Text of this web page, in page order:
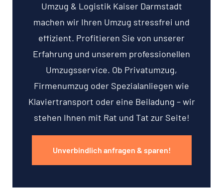
Umzug & Logistik Kaiser Darmstadt
machen wir Ihren Umzug stressfrei und
effizient. Profitieren Sie von unserer
Erfahrung und unserem professionellen
Umzugsservice. Ob Privatumzug,
Firmenumzug oder Spezialanliegen wie
Klaviertransport oder eine Beiladung – wir
stehen Ihnen mit Rat und Tat zur Seite!
Unverbindlich anfragen & sparen!